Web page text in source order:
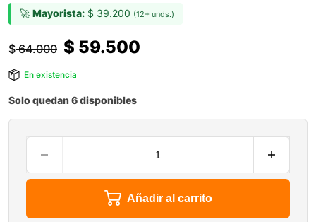
🚀 Mayorista: $ 39.200 (12+ unds.)
$64.000 $ 59.500
En existencia
Solo quedan 6 disponibles
Añadir al carrito